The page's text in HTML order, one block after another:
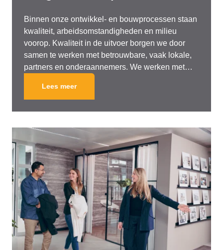
Binnen onze ontwikkel- en bouwprocessen staan
kwaliteit, arbeidsomstandigheden en milieu
voorop. Kwaliteit in de uitvoer borgen we door
samen te werken met betrouwbare, vaak lokale,
partners en onderaannemers. We werken met
en de communicatie te stroomlijnen.
Lees meer